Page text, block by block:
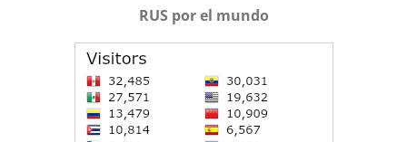
RUS por el mundo